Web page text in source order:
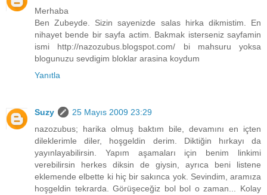
Merhaba
Ben Zubeyde. Sizin sayenizde salas hirka dikmistim. En
nihayet bende bir sayfa actim. Bakmak isterseniz sayfamin
ismi http://nazozubus.blogspot.com/ bi mahsuru yoksa
blogunuzu sevdigim bloklar arasina koydum
Yanıtla
Suzy
25 Mayıs 2009 23:29
nazozubus; harika olmuş baktım bile, devamını en içten
dileklerimle diler, hoşgeldin derim. Diktiğin hırkayı da
yayınlayabilirsin. Yapım aşamaları için benim linkimi
verebilirsin herkes diksin de giysin, ayrıca beni listene
eklemende elbette ki hiç bir sakınca yok. Sevindim, aramıza
hoşgeldin tekrarda. Görüşeceğiz bol bol o zaman... Kolay